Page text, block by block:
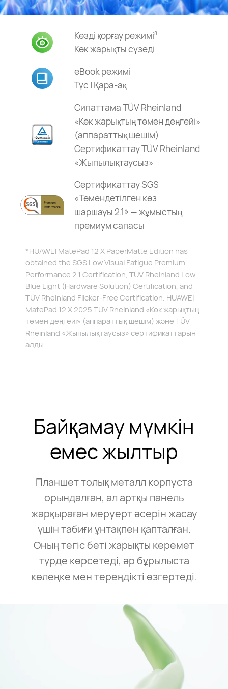
Көзді қорғау режимі8
Көк жарықты сүзеді
eBook режимі
Түс | Қара-ақ
Сипаттама TÜV Rheinland
«Көк жарықтың төмен деңгейі»
(аппараттық шешім)
Сертификаттау TÜV Rheinland
«Жыпылықтаусыз»
Сертификаттау SGS
«Төмендетілген көз
шаршауы 2.1» — жұмыстың
премиум сапасы
*HUAWEI MatePad 12 X PaperMatte Edition has
obtained the SGS Low Visual Fatigue Premium
Performance 2.1 Certification, TÜV Rheinland Low
Blue Light (Hardware Solution) Certification, and
TÜV Rheinland Flicker-Free Certification. HUAWEI
MatePad 12 X 2025 TÜV Rheinland «Көк жарықтың
төмен деңгейі» (аппараттық шешім) және TÜV
Rheinland «Жыпылықтаусыз» сертификаттарын
алды.
Байқамау мүмкін
емес жылтыр
Планшет толық металл корпуста
орындалған, ал артқы панель
жарқыраған меруерт әсерін жасау
үшін табиғи ұнтақпен қапталған.
Оның тегіс беті жарықты керемет
түрде көрсетеді, әр бұрылыста
көлеңке мен тереңдікті өзгертеді.